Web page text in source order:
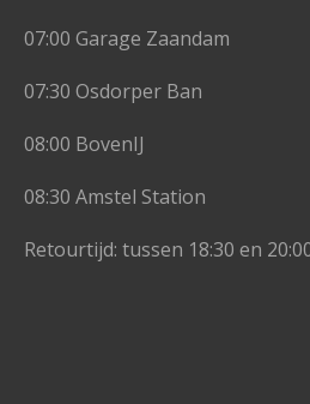
07:00 Garage Zaandam
07:30 Osdorper Ban
08:00 BovenIJ
08:30 Amstel Station
Retourtijd: tussen 18:30 en